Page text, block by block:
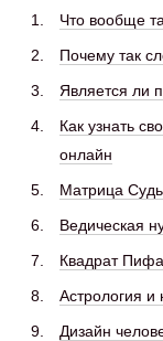
Что вообще
Почему так
Является ли
Как узнать
онлайн
Матрица
Ведическая
Квадрат
Астрология и
Дизайн